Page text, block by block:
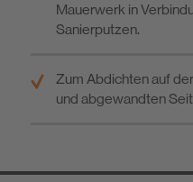
Mauerwerk in
Sanierputzen.
Zum Abdichten auf
und abgewandten